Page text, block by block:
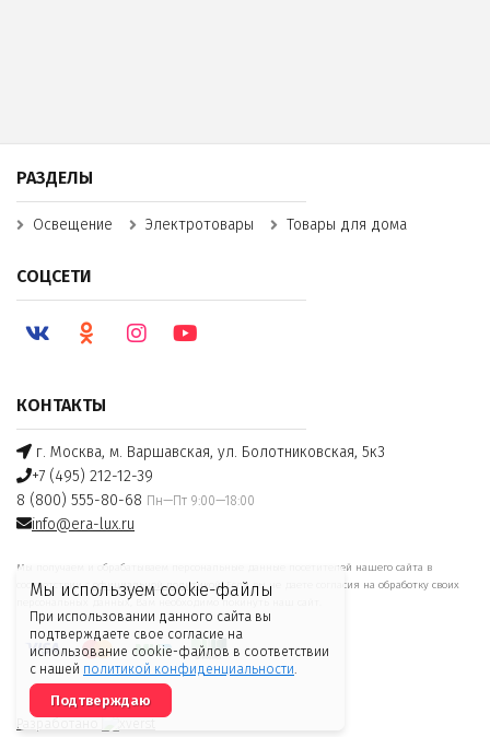
Мы используем cookie-файлы
При использовании данного сайта вы
подтверждаете свое согласие на
использование cookie-файлов в соответствии
с нашей политикой конфиденциальности.
Подтверждаю
КОНТАКТЫ
г. Москва, м. Варшавская, ул. Болотниковская, 5к3
+7 (495) 212-12-39
8 (800) 555-80-68 Пн—Пт 9:00—18:00
info@era-lux.ru
Мы получаем и обрабатываем персональные данные посетителей нашего сайта в
соответствии софициальной политикой. Если вы не даете согласия на обработку своих
персональных данных, Вам необходимо покинуть наш сайт.
РАЗДЕЛЫ
Освещение Электротовары Товары для дома
СОЦСЕТИ